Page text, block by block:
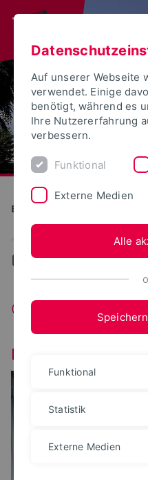
Bauen und Umwelt
... Geotechnik
Geotechnik
Labor für
Auf unserer Webseite
verwendet. Einige
benötigt, während es
Ihre Nutzererfahrung
verbessern.
Funktional
Externe Medien
Alle
Funktional
Statistik
Externe Medien